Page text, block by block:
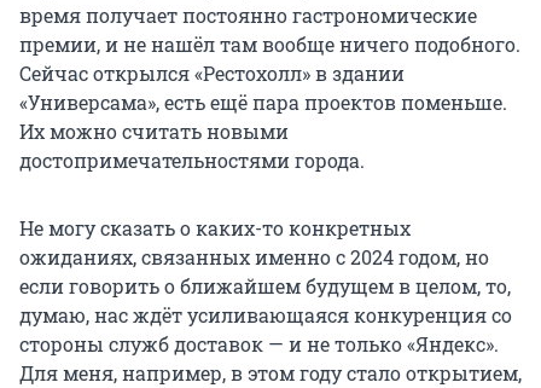
время получает постоянно гастрономические
премии, и не нашёл там вообще ничего подобного.
Сейчас открылся «Рестохолл» в здании
«Универсама», есть ещё пара проектов поменьше.
Их можно считать новыми
достопримечательностями города.
Не могу сказать о каких-то конкретных
ожиданиях, связанных именно с 2024 годом, но
если говорить о ближайшем будущем в целом, то,
думаю, нас ждёт усиливающаяся конкуренция со
стороны служб доставок — и не только «Яндекс».
Для меня, например, в этом году стало открытием,